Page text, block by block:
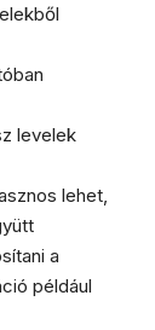
levelek
lehet,
a
például